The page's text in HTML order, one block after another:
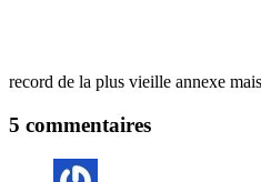
record de la plus vieille annexe
5 commentaires